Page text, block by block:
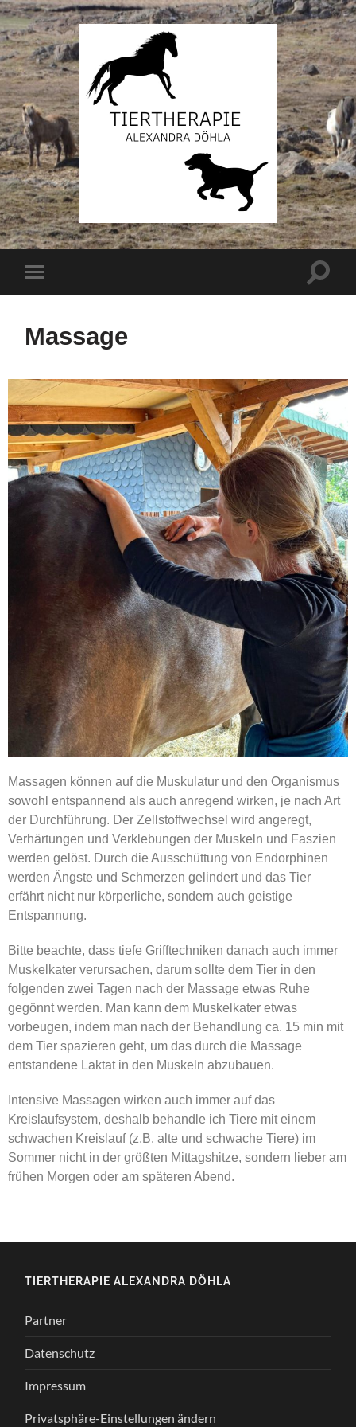
Massage
Massagen können auf die Muskulatur und den Organismus
sowohl entspannend als auch anregend wirken, je nach Art
der Durchführung. Der Zellstoffwechsel wird angeregt,
Verhärtungen und Verklebungen der Muskeln und Faszien
werden gelöst. Durch die Ausschüttung von Endorphinen
werden Ängste und Schmerzen gelindert und das Tier
erfährt nicht nur körperliche, sondern auch geistige
Entspannung.
Bitte beachte, dass tiefe Grifftechniken danach auch immer
Muskelkater verursachen, darum sollte dem Tier in den
folgenden zwei Tagen nach der Massage etwas Ruhe
gegönnt werden. Man kann dem Muskelkater etwas
vorbeugen, indem man nach der Behandlung ca. 15 min mit
dem Tier spazieren geht, um das durch die Massage
entstandene Laktat in den Muskeln abzubauen.
Intensive Massagen wirken auch immer auf das
Kreislaufsystem, deshalb behandle ich Tiere mit einem
schwachen Kreislauf (z.B. alte und schwache Tiere) im
Sommer nicht in der größten Mittagshitze, sondern lieber am
frühen Morgen oder am späteren Abend.
TIERTHERAPIE ALEXANDRA DÖHLA
Partner
Datenschutz
Impressum
Privatsphäre-Einstellungen ändern